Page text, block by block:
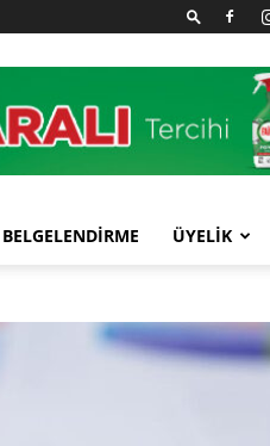
BELGELENDİRME ÜYELİK